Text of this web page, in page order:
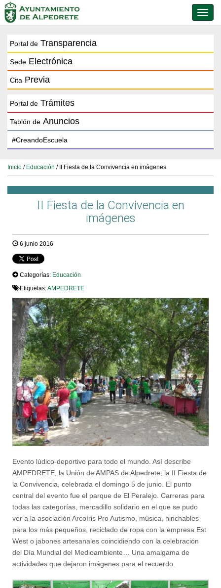
de
Portal de Transparencia
Sede Electrónica
Cita Previa
Portal de Trámites
Tablón de Anuncios
Inicio / Educación / II Fiesta de la Convivencia en imágenes
II Fiesta de la Convivencia en
imágenes
6 junio 2016
Categorías: Educación
Etiquetas:AMPEDRETE
Evento lúdico-deportivo para todo el mundo. Así describe
AMPEDRETE, la Unión de AMPAS de Alpedrete, la II Fiesta de
la Convivencia, celebrada el domingo 5 de junio. El punto
central del evento fue el parque de El Peralejo. Carreras para
todas las categorías, mercadillo solidario en el que se pudo
ver a la asociación Arcoíris Pro Autismo, música, hinchables
para los más pequeños, reciclado de ropa con la empresa Est
West o jabones artesanales coincidiendo con la celebración
del Día Mundial del Medioambiente… Una amalgama de
actividades que dejaron imágenes para el recuerdo.